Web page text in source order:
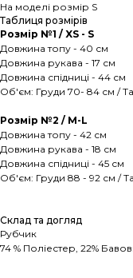
На моделі розмір S
Таблиця розмірів
Розмір №1 / XS - S
Довжина топу - 40 см
Довжина рукава - 17 см
Довжина спідниці - 44 см
Об'єм: Груди 70- 84 см /
Розмір №2 / М-L
Довжина топу - 42 см
Довжина рукава - 18 см
Довжина спідниці - 45 см
Об'єм: Груди 88 - 92 см /
Склад та догляд
Рубчик
74 % Поліестер, 22%